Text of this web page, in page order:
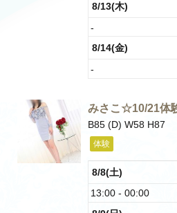
8/13(木)
-
8/14(金)
-
みさこ☆10/21体
B85 (D) W58 H87
体験
8/8(土)
13:00 - 00:00